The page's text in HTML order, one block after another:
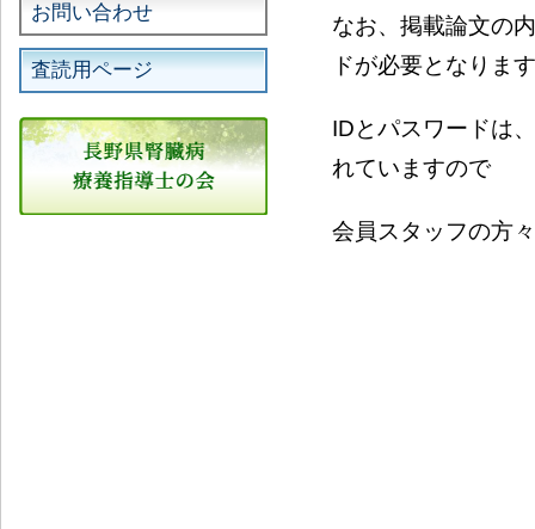
なお、掲載論文の
ドが必要となりま
IDとパスワードは
れていますので
会員スタッフの方
お問い合わせ
査読用ページ